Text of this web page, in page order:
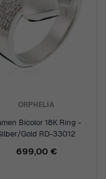
ORPHELIA
Bicolor 18K Ring -
Gold RD-33012
699,00 €